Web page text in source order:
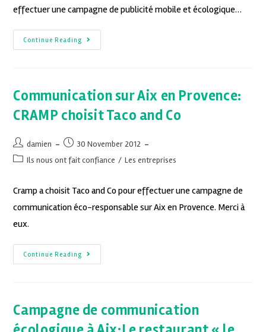
effectuer une campagne de publicité mobile et écologique…
Continue Reading
Communication sur Aix en Provence:
CRAMP choisit Taco and Co
damien
30 November 2012
Ils nous ont fait confiance / Les entreprises
Cramp a choisit Taco and Co pour effectuer une campagne de
communication éco-responsable sur Aix en Provence. Merci à
eux.
Continue Reading
Campagne de communication